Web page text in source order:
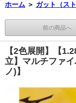
ホーム ＞ ガット（ス
前の商品へ
【2色展開】【
立】マルチファ
ノ)】